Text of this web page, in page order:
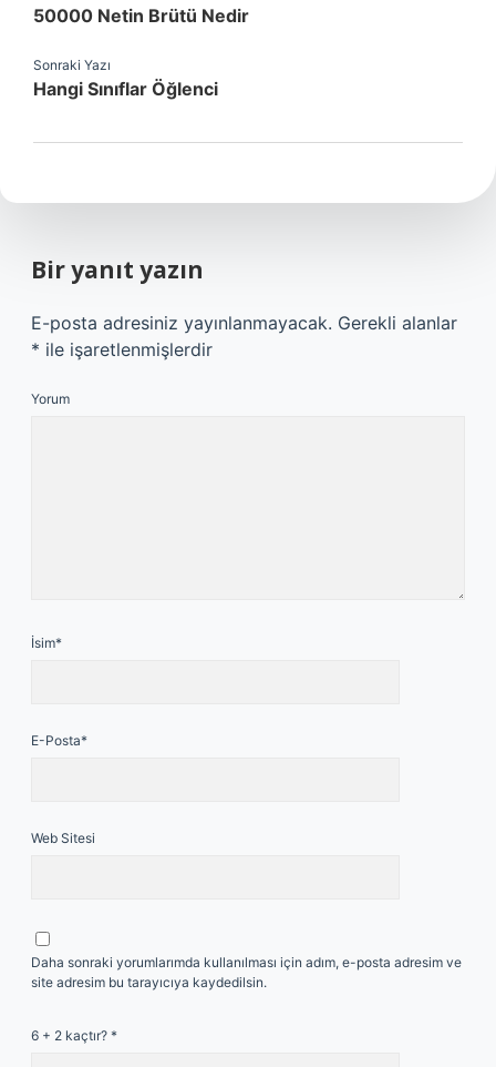
50000 Netin Brütü Nedir
Sonraki Yazı
Hangi Sınıflar Öğlenci
Bir yanıt yazın
E-posta adresiniz yayınlanmayacak. Gerekli alanlar
* ile işaretlenmişlerdir
Yorum
İsim*
E-Posta*
Web Sitesi
Daha sonraki yorumlarımda kullanılması için adım, e-posta adresim ve
site adresim bu tarayıcıya kaydedilsin.
6 + 2 kaçtır? *